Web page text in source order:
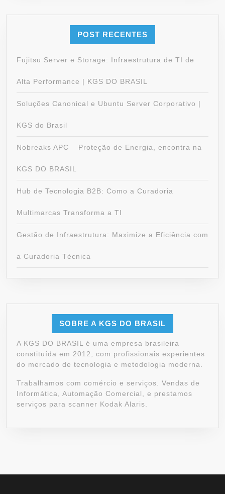
POST RECENTES
Fujitsu Server e Storage: Infraestrutura de TI de
Alta Performance | KGS DO BRASIL
Soluções Canonical e Ubuntu Server Corporativo |
KGS do Brasil
Nobreaks APC – Proteção de Energia, encontra na
KGS DO BRASIL
Hub de Tecnologia B2B: Como a Curadoria
Multimarcas Transforma a TI
Gestão de Infraestrutura: Maximize a Eficiência com
a Curadoria Técnica
SOBRE A KGS DO BRASIL
A KGS DO BRASIL é uma empresa brasileira
constituída em 2012, com profissionais experientes
do mercado de tecnologia e metodologia moderna.
Trabalhamos com comércio e serviços. Vendas de
Informática, Automação Comercial, e prestamos
serviços para scanner Kodak Alaris.